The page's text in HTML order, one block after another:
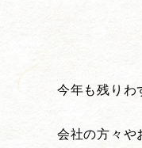
今年も残りわ
会社の方々や